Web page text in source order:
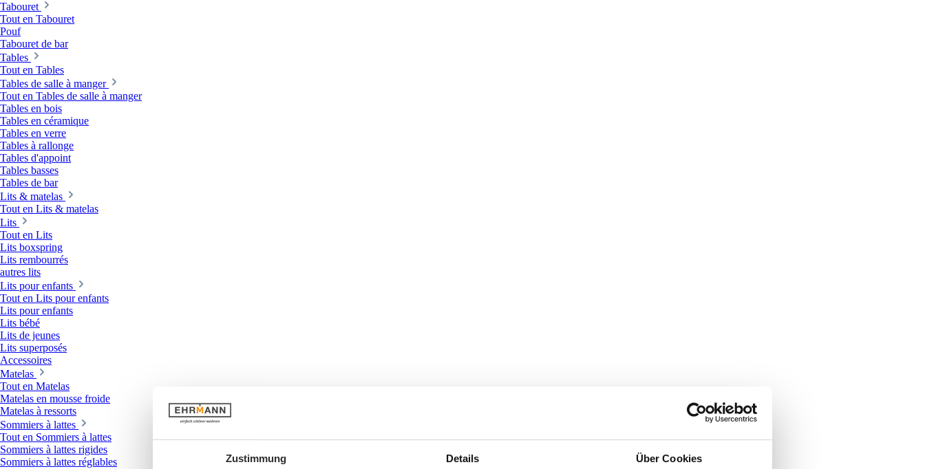
Zustimmung Details Über Cookies
Tabouret
Tout en Tabouret
Pouf
Tabouret de bar
Tables
Tout en Tables
Tables de salle à manger
Tout en Tables de salle à manger
Tables en bois
Tables en céramique
Tables en verre
Tables à rallonge
Tables d'appoint
Tables basses
Tables de bar
Lits & matelas
Tout en Lits & matelas
Lits
Tout en Lits
Lits boxspring
Lits rembourrés
autres lits
Lits pour enfants
Tout en Lits pour enfants
Lits pour enfants
Lits bébé
Lits de jeunes
Lits superposés
Accessoires
Matelas
Tout en Matelas
Matelas en mousse froide
Matelas à ressorts
Sommiers à lattes
Tout en Sommiers à lattes
Sommiers à lattes rigides
Sommiers à lattes réglables